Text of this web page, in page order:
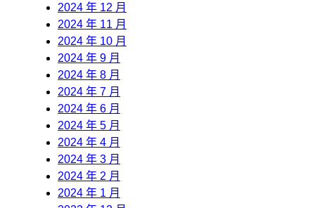
2024 年 12 月
2024 年 11 月
2024 年 10 月
2024 年 9 月
2024 年 8 月
2024 年 7 月
2024 年 6 月
2024 年 5 月
2024 年 4 月
2024 年 3 月
2024 年 2 月
2024 年 1 月